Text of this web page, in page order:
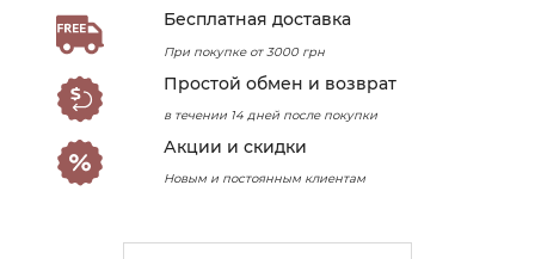
Бесплатная доставка
При покупке от 3000 грн
Простой обмен и возврат
в течении 14 дней после покупки
Акции и скидки
Новым и постоянным клиентам